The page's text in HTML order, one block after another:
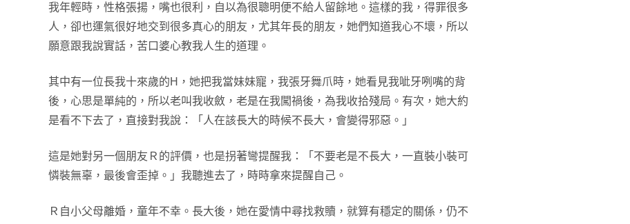
我年輕時，性格張揚，嘴也很利，自以為很聰明便不給人留餘地。這樣的我，得罪很多
人，卻也運氣很好地交到很多真心的朋友，尤其年長的朋友，她們知道我心不壞，所以
願意跟我說實話，苦口婆心教我人生的道理。
其中有一位長我十來歲的H，她把我當妹妹寵，我張牙舞爪時，她看見我呲牙咧嘴的背
後，心思是單純的，所以老叫我收斂，老是在我闖禍後，為我收拾殘局。有次，她大約
是看不下去了，直接對我說：「人在該長大的時候不長大，會變得邪惡。」
這是她對另一個朋友Ｒ的評價，也是拐著彎提醒我：「不要老是不長大，一直裝小裝可
憐裝無辜，最後會歪掉。」我聽進去了，時時拿來提醒自己。
Ｒ自小父母離婚，童年不幸。長大後，她在愛情中尋找救贖，就算有穩定的關係，仍不